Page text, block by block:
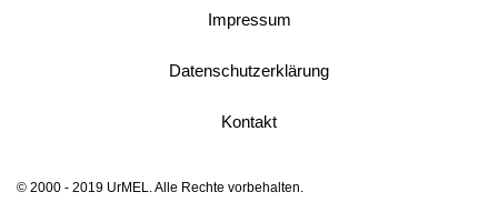
Impressum
Datenschutzerklärung
Kontakt
© 2000 - 2019 UrMEL. Alle Rechte vorbehalten.